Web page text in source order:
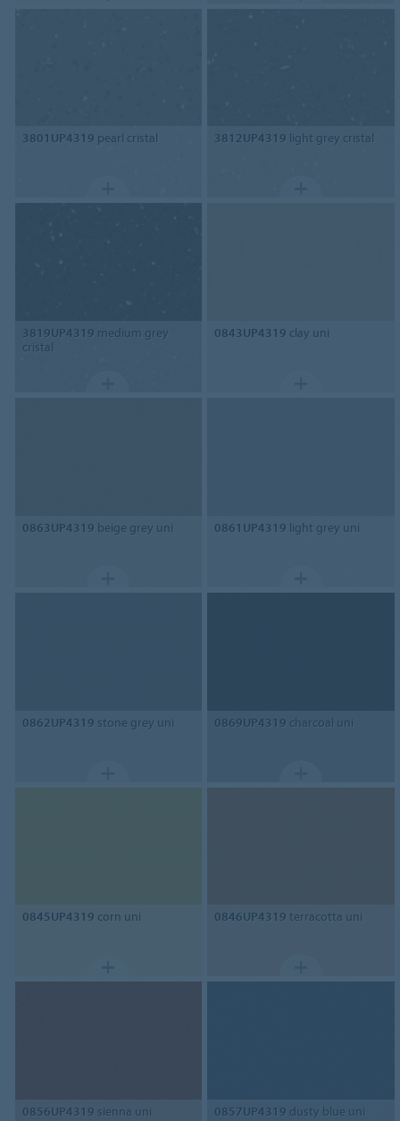
3801UP4319 pearl cristal 3812UP4319 light grey cristal
3819UP4319 medium grey
cristal
0843UP4319 clay uni
0863UP4319 beige grey uni 0861UP4319 light grey uni
0862UP4319 stone grey uni 0869UP4319 charcoal uni
0845UP4319 corn uni 0846UP4319 terracotta uni
0856UP4319 sienna uni 0857UP4319 dusty blue uni